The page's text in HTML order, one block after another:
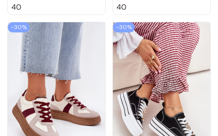
40
platvormiga
40
−30% −30%